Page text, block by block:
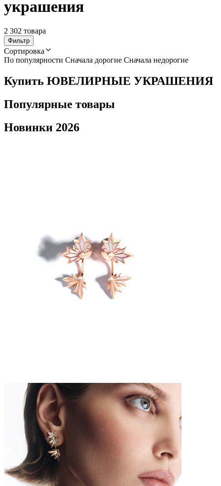
украшения
2 302 товара
Фильтр
Сортировка
По популярности Сначала дорогие Сначала недорогие
Купить ЮВЕЛИРНЫЕ УКРАШЕНИЯ
Популярные товары
Новинки 2026